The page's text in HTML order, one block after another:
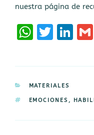
nuestra página de
W
a
ts
A
T
it
te
r
Li
k
dI
CATEGORÍAS
MATERIALES
ETIQUETAS
EMOCIONES ,